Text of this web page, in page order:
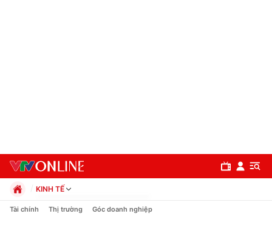
KINH TẾ
Chính trị
Tài chính Thị trường Góc doanh nghiệp